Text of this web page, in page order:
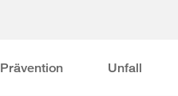
Prävention Unfall